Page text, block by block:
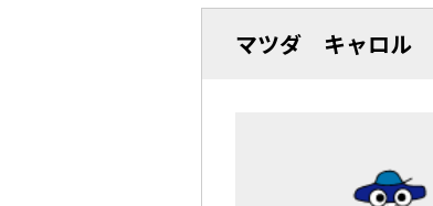
マツダ キャロ